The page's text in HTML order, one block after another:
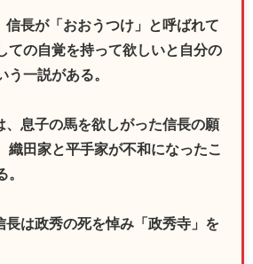
信長が「おおうつけ」と呼ばれて
ての自覚を持って欲しいと自分の
う一説がある。
、息子の馬を欲しがった信長の願
織田家と平手家が不和になったこ
。
長は政秀の死を悼み「政秀寺」を